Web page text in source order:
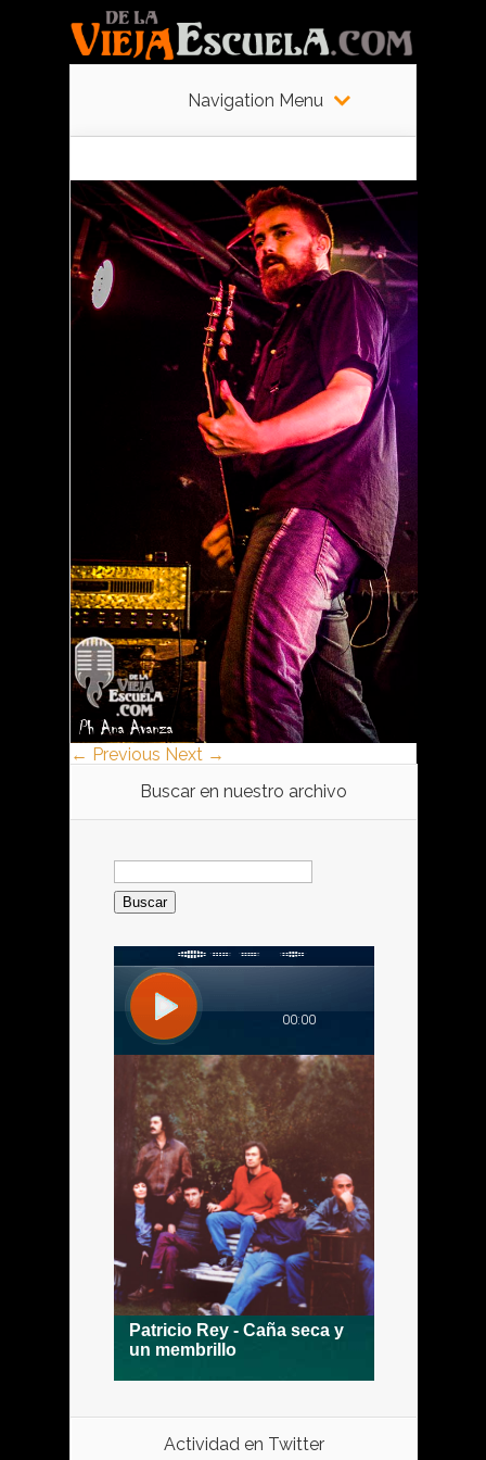
Navigation Menu
← Previous Next →
Buscar en nuestro archivo
Buscar:
Actividad en Twitter